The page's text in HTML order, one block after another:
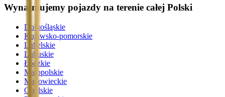
Wynajmujemy pojazdy na terenie całej Polski
Dolnośląskie
Kujawsko-pomorskie
Lubelskie
Lubuskie
Łódzkie
Małopolskie
Mazowieckie
Opolskie